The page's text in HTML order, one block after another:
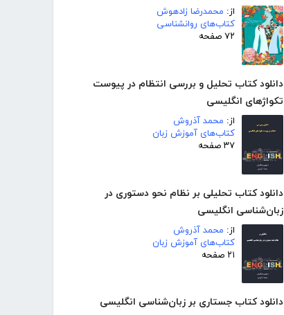
از: محمدرضا زادهوش
کتاب‌های روانشناسی
۷۲ صفحه
دانلود کتاب تحلیل و بررسی انتظام در پیوست
تکواژهای انگلیسی
از: محمد آذروش
کتاب‌های آموزش زبان
۳۷ صفحه
دانلود کتاب تحلیلی بر نظام نحو دستوری در
زبان‌شناسی انگلیسی
از: محمد آذروش
کتاب‌های آموزش زبان
۲۱ صفحه
دانلود کتاب جستاری بر زبان‌شناسی انگلیسی